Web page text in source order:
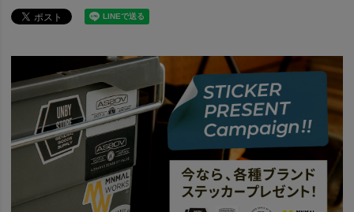
BRAND UNBY SELECT COVAN
COVAN ICE TANK
news UNBYおすすめクーラーボックス22